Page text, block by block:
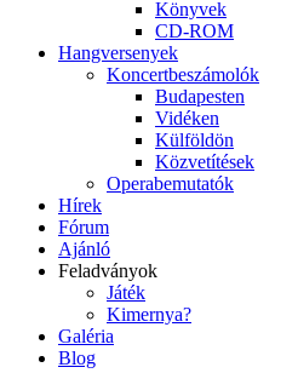
Könyvek
CD-ROM
Hangversenyek
Koncertbeszámolók
Budapesten
Vidéken
Külföldön
Közvetítések
Operabemutatók
Hírek
Fórum
Ajánló
Feladványok
Játék
Kimernya?
Galéria
Blog